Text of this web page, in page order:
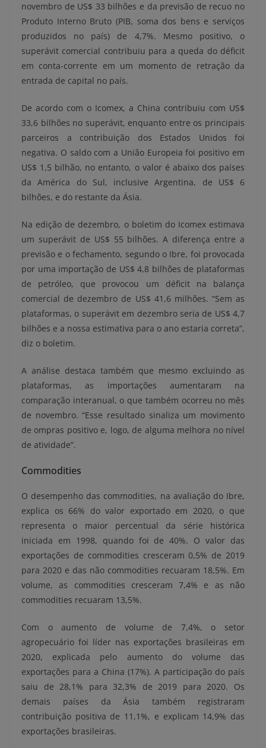
novembro de US$ 33 bilhões e da previsão de recuo no
Produto Interno Bruto (PIB, soma dos bens e serviços
produzidos no país) de 4,7%. Mesmo positivo, o
superávit comercial contribuiu para a queda do déficit
em conta-corrente em um momento de retração da
entrada de capital no país.
De acordo com o Icomex, a China contribuiu com US$
33,6 bilhões no superávit, enquanto entre os principais
parceiros a contribuição dos Estados Unidos foi
negativa. O saldo com a União Europeia foi positivo em
US$ 1,5 bilhão, no entanto, o valor é abaixo dos países
da América do Sul, inclusive Argentina, de US$ 6
bilhões, e do restante da Ásia.
Na edição de dezembro, o boletim do Icomex estimava
um superávit de US$ 55 bilhões. A diferença entre a
previsão e o fechamento, segundo o Ibre, foi provocada
por uma importação de US$ 4,8 bilhões de plataformas
de petróleo, que provocou um déficit na balança
comercial de dezembro de US$ 41,6 milhões. “Sem as
plataformas, o superávit em dezembro seria de US$ 4,7
bilhões e a nossa estimativa para o ano estaria correta”,
diz o boletim.
A análise destaca também que mesmo excluindo as
plataformas, as importações aumentaram na
comparação interanual, o que também ocorreu no mês
de novembro. “Esse resultado sinaliza um movimento
de ompras positivo e, logo, de alguma melhora no nível
de atividade”.
Commodities
O desempenho das commodities, na avaliação do Ibre,
explica os 66% do valor exportado em 2020, o que
representa o maior percentual da série histórica
iniciada em 1998, quando foi de 40%. O valor das
exportações de commodities cresceram 0,5% de 2019
para 2020 e das não commodities recuaram 18,5%. Em
volume, as commodities cresceram 7,4% e as não
commodities recuaram 13,5%.
Com o aumento de volume de 7,4%, o setor
agropecuário foi líder nas exportações brasileiras em
2020, explicada pelo aumento do volume das
exportações para a China (17%). A participação do país
saiu de 28,1% para 32,3% de 2019 para 2020. Os
demais países da Ásia também registraram
contribuição positiva de 11,1%, e explicam 14,9% das
exportações brasileiras.